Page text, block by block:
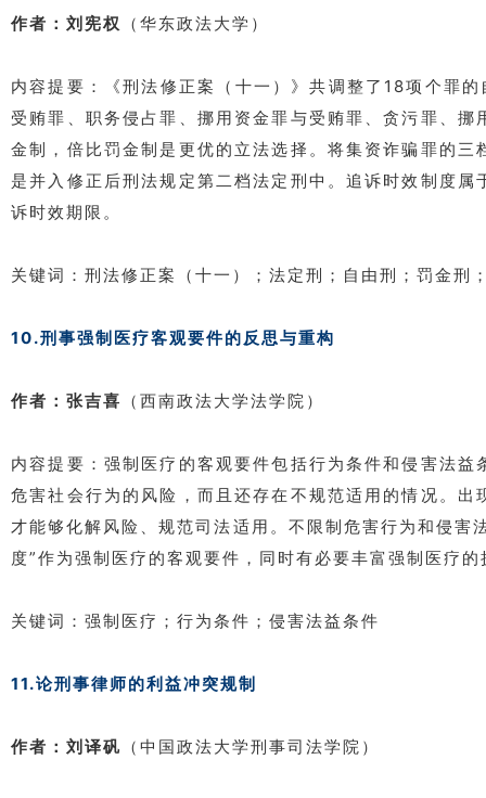
作者：刘宪权 （华东政法大学）
内容提要：《刑法修正案（十一）》共调整了18项个罪
受贿罪、职务侵占罪、挪用资金罪与受贿罪、贪污罪、
金制，倍比罚金制是更优的立法选择。将集资诈骗罪的
是并入修正后刑法规定第二档法定刑中。追诉时效制度
诉时效期限。
关键词：刑法修正案（十一）；法定刑；自由刑；罚金刑
10.刑事强制医疗客观要件的反思与重构
作者：张吉喜 （西南政法大学法学院）
内容提要：强制医疗的客观要件包括行为条件和侵害法
危害社会行为的风险，而且还存在不规范适用的情况。
才能够化解风险、规范司法适用。不限制危害行为和侵
度”作为强制医疗的客观要件，同时有必要丰富强制医疗
关键词：强制医疗；行为条件；侵害法益条件
11.论刑事律师的利益冲突规制
作者：刘译矾 （中国政法大学刑事司法学院）